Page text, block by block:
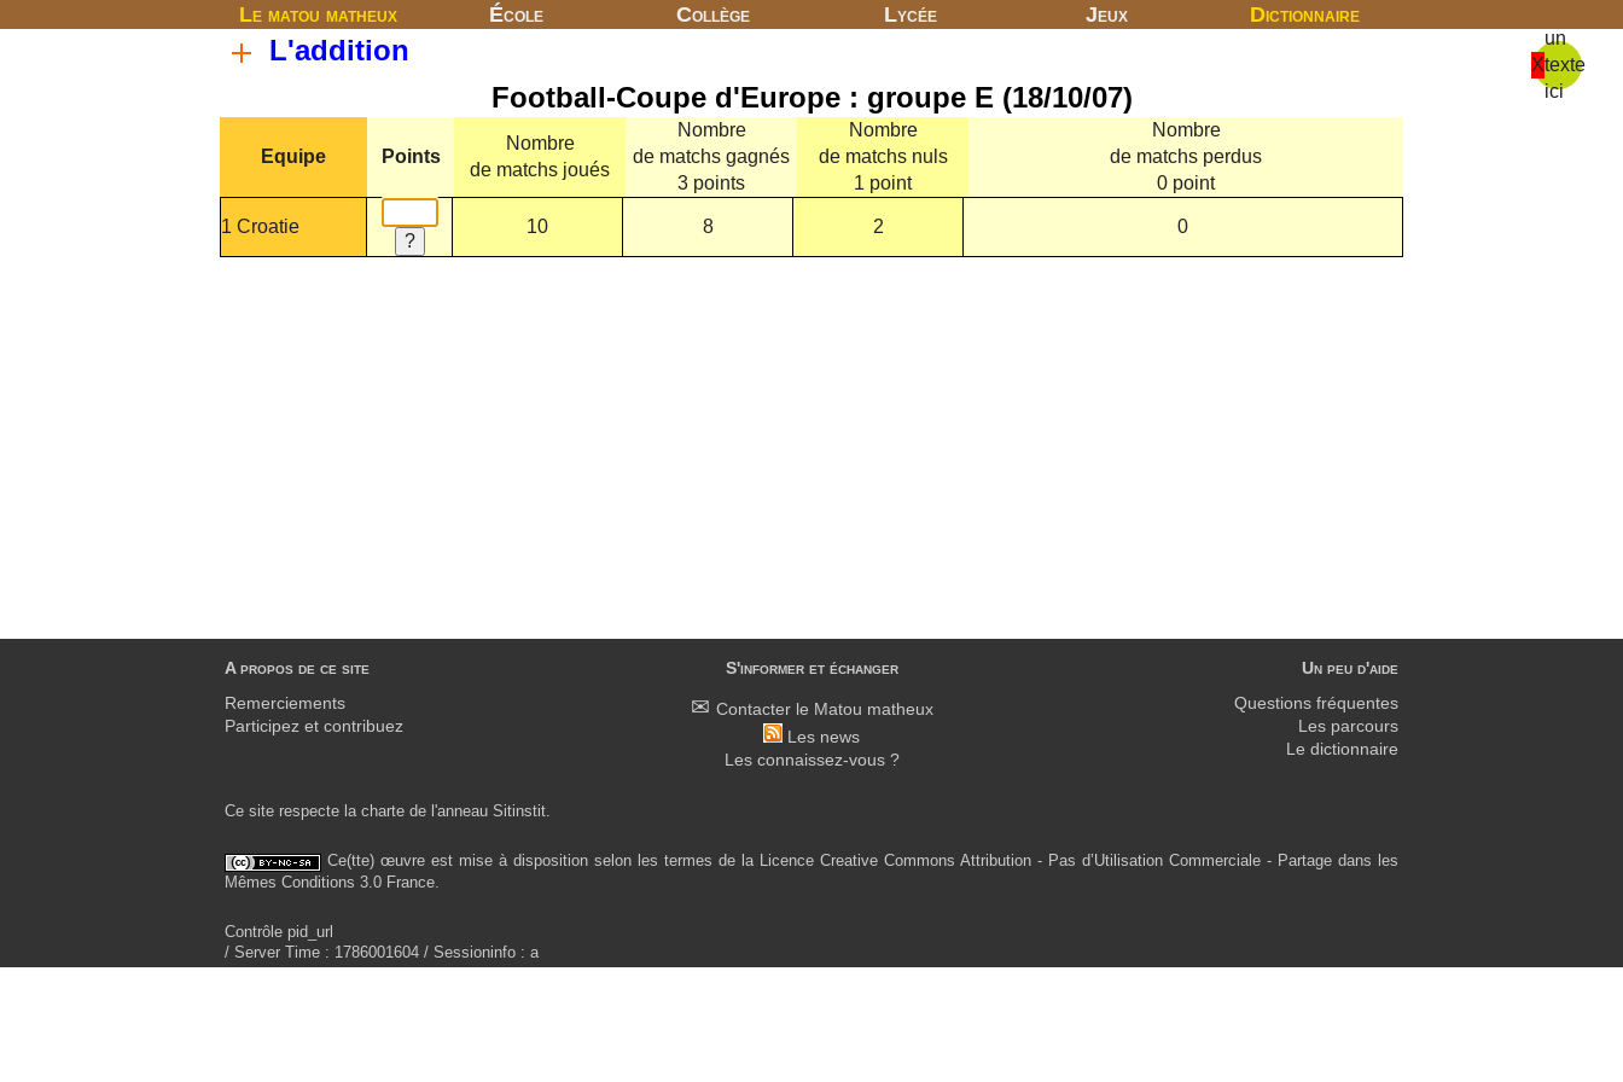
Le matou matheux École Collège Lycée Jeux Dictionnaire
X
un
texte
ici
L'addition
Football-Coupe d'Europe : groupe E (18/10/07)
Equipe Points
Nombre
de matchs joués
Nombre
de matchs gagnés
3 points
Nombre
de matchs nuls
1 point
Nombre
de matchs perdus
0 point
1 Croatie 10 8 2 0
A propos de ce site
Remerciements
Participez et contribuez
S'informer et échanger
Contacter le Matou matheux
Les news
Les connaissez-vous ?
Un peu d'aide
Questions fréquentes
Les parcours
Le dictionnaire
Ce site respecte la charte de l'anneau Sitinstit.
Ce(tte) œuvre est mise à disposition selon les termes de la Licence Creative Commons Attribution - Pas d’Utilisation Commerciale - Partage dans les
Mêmes Conditions 3.0 France.
Contrôle pid_url
/ Server Time : 1786001604 / Sessioninfo : a